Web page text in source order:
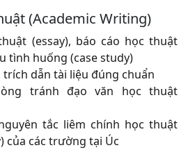
(Academic Writing)
(essay), báo cáo học thuật
tình huống (case study)
trích dẫn tài liệu đúng chuẩn
tránh đạo văn học thuật
tắc liêm chính học thuật
của các trường tại Úc